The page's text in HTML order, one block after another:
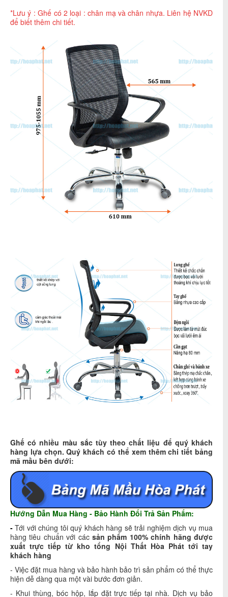
*Lưu ý : Ghế có 2 loại : chân mạ và chân nhựa. Liên hệ NVKD
để biết thêm chi tiết.
Ghế có nhiều màu sắc tùy theo chất liệu để quý khách
hàng lựa chọn. Quý khách có thể xem thêm chi tiết bảng
mã mầu bên dưới:
Hướng Dẫn Mua Hàng - Bảo Hành Đổi Trả Sản Phẩm:
-Tới với chúng tôi quý khách hàng sẽ trải nghiệm dịch vụ mua
hàng tiêu chuẩn với các sản phẩm 100% chính hãng được
xuất trực tiếp từ kho tổng Nội Thất Hòa Phát tới tay
khách hàng
- Việc đặt mua hàng và bảo hành bảo trì sản phẩm có thể thực
hiện dễ dàng qua một vài bước đơn giản.
- Khui thùng, bóc hộp, lắp đặt trực tiếp tại nhà. Dịch vụ bảo